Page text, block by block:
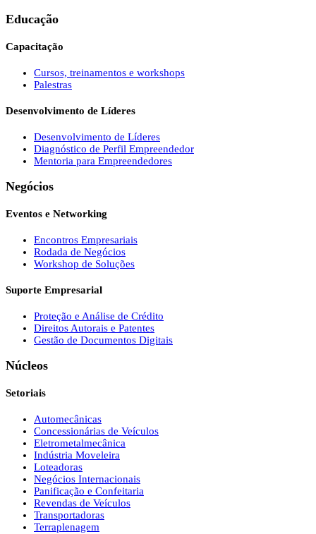
Educação
Capacitação
Cursos, treinamentos e workshops
Palestras
Desenvolvimento de Líderes
Desenvolvimento de Líderes
Diagnóstico de Perfil Empreendedor
Mentoria para Empreendedores
Negócios
Eventos e Networking
Encontros Empresariais
Rodada de Negócios
Workshop de Soluções
Suporte Empresarial
Proteção e Análise de Crédito
Direitos Autorais e Patentes
Gestão de Documentos Digitais
Núcleos
Setoriais
Automecânicas
Concessionárias de Veículos
Eletrometalmecânica
Indústria Moveleira
Loteadoras
Negócios Internacionais
Panificação e Confeitaria
Revendas de Veículos
Transportadoras
Terraplenagem